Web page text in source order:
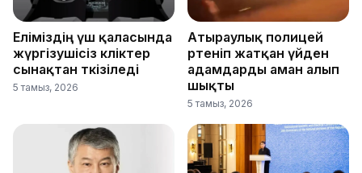
Еліміздің үш қаласында
жүргізушісіз көліктер
сынақтан өткізіледі
5 тамыз, 2026
Атыраулық полицей
өртеніп жатқан үйден
адамдарды аман алып
шықты
5 тамыз, 2026